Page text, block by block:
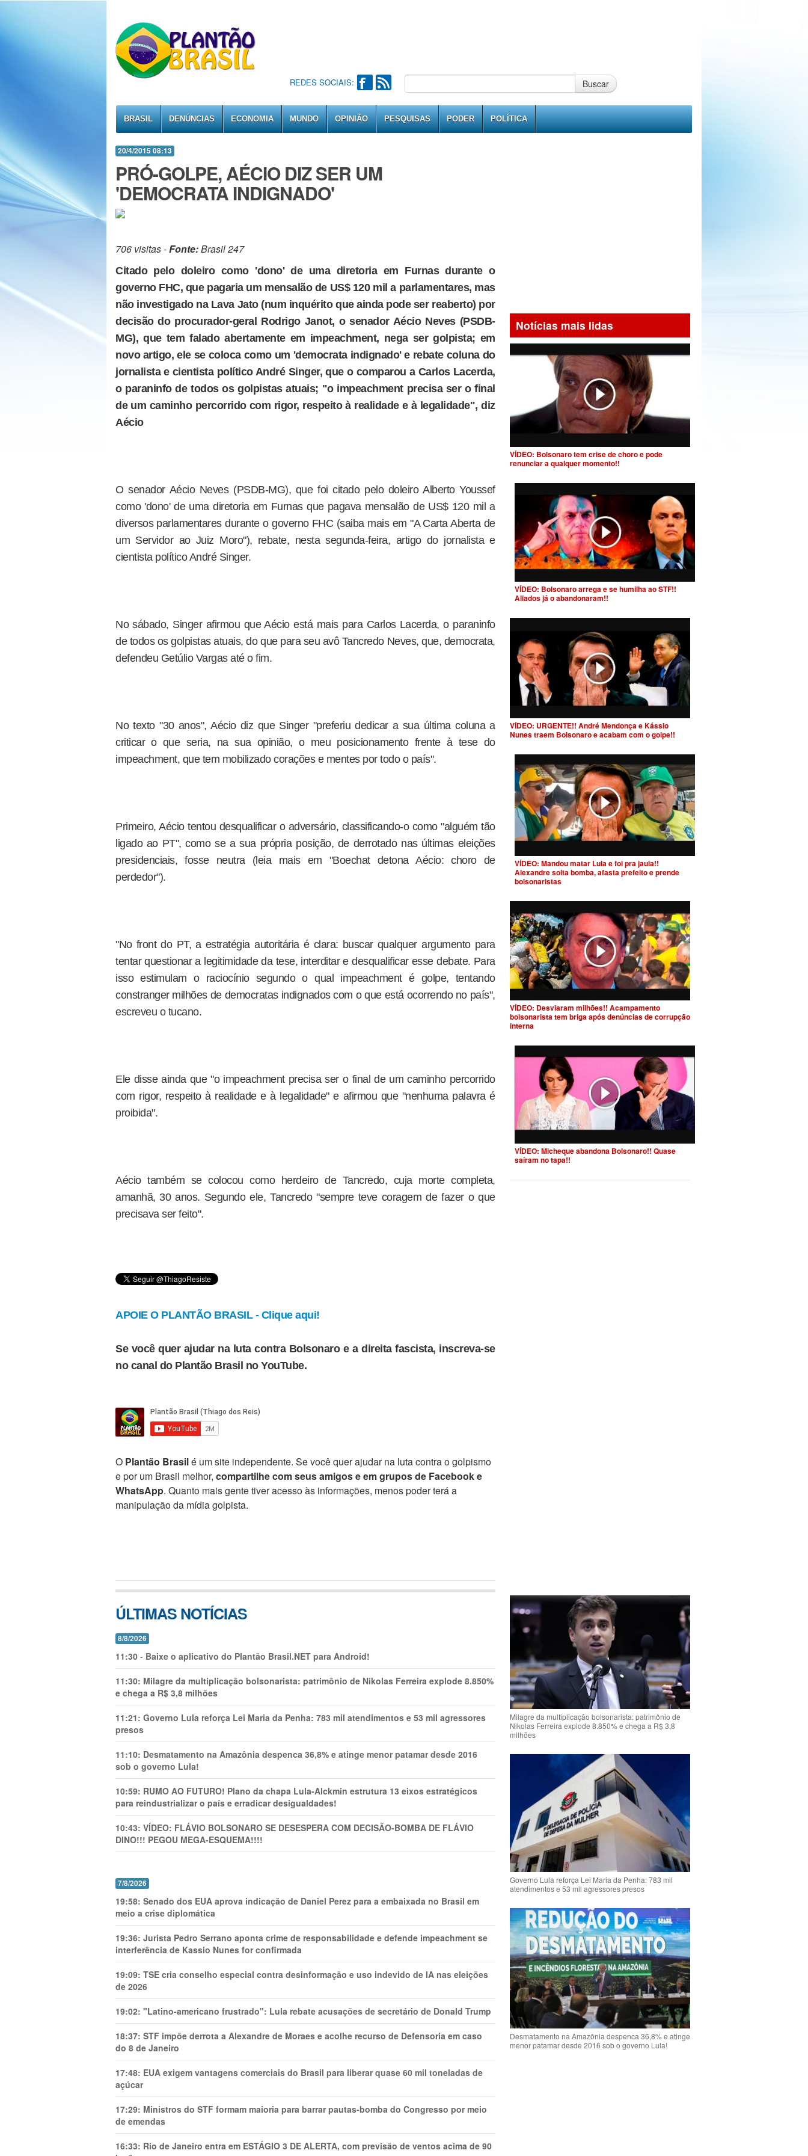
REDES SOCIAIS: Buscar
BRASIL DENÚNCIAS ECONOMIA MUNDO OPINIÃO PESQUISAS PODER POLÍTICA
20/4/2015 08:13
PRÓ-GOLPE, AÉCIO DIZ SER UM
'DEMOCRATA INDIGNADO'
706 visitas -Fonte:Brasil 247
Citado pelo doleiro como 'dono' de uma diretoria em Furnas durante o
governo FHC, que pagaria um mensalão de US$ 120 mil a parlamentares, mas
não investigado na Lava Jato (num inquérito que ainda pode ser reaberto) por
decisão do procurador-geral Rodrigo Janot, o senador Aécio Neves (PSDB-
MG), que tem falado abertamente em impeachment, nega ser golpista; em
novo artigo, ele se coloca como um 'democrata indignado' e rebate coluna do
jornalista e cientista político André Singer, que o comparou a Carlos Lacerda,
o paraninfo de todos os golpistas atuais; "o impeachment precisa ser o final
de um caminho percorrido com rigor, respeito à realidade e à legalidade", diz
Aécio
O senador Aécio Neves (PSDB-MG), que foi citado pelo doleiro Alberto Youssef
como 'dono' de uma diretoria em Furnas que pagava mensalão de US$ 120 mil a
diversos parlamentares durante o governo FHC (saiba mais em "A Carta Aberta de
um Servidor ao Juiz Moro"), rebate, nesta segunda-feira, artigo do jornalista e
cientista político André Singer.
No sábado, Singer afirmou que Aécio está mais para Carlos Lacerda, o paraninfo
de todos os golpistas atuais, do que para seu avô Tancredo Neves, que, democrata,
defendeu Getúlio Vargas até o fim.
No texto "30 anos", Aécio diz que Singer "preferiu dedicar a sua última coluna a
criticar o que seria, na sua opinião, o meu posicionamento frente à tese do
impeachment, que tem mobilizado corações e mentes por todo o país".
Primeiro, Aécio tentou desqualificar o adversário, classificando-o como "alguém tão
ligado ao PT", como se a sua própria posição, de derrotado nas últimas eleições
presidenciais, fosse neutra (leia mais em "Boechat detona Aécio: choro de
perdedor").
"No front do PT, a estratégia autoritária é clara: buscar qualquer argumento para
tentar questionar a legitimidade da tese, interditar e desqualificar esse debate. Para
isso estimulam o raciocínio segundo o qual impeachment é golpe, tentando
constranger milhões de democratas indignados com o que está ocorrendo no país",
escreveu o tucano.
Ele disse ainda que "o impeachment precisa ser o final de um caminho percorrido
com rigor, respeito à realidade e à legalidade" e afirmou que "nenhuma palavra é
proibida".
Aécio também se colocou como herdeiro de Tancredo, cuja morte completa,
amanhã, 30 anos. Segundo ele, Tancredo "sempre teve coragem de fazer o que
precisava ser feito".
APOIE O PLANTÃO BRASIL - Clique aqui!
Se você quer ajudar na luta contra Bolsonaro e a direita fascista, inscreva-se
no canal do Plantão Brasil no YouTube.
O Plantão Brasilé um site independente. Se você quer ajudar na luta contra o golpismo
e por um Brasil melhor, compartilhe com seus amigos e em grupos de Facebook e
WhatsApp. Quanto mais gente tiver acesso às informações, menos poder terá a
manipulação da mídia golpista.
ÚLTIMAS NOTÍCIAS
8/8/2026
11:30 - Baixe o aplicativo do Plantão Brasil.NET para Android!
11:30: Milagre da multiplicação bolsonarista: patrimônio de Nikolas Ferreira explode 8.850%
e chega a R$ 3,8 milhões
11:21: Governo Lula reforça Lei Maria da Penha: 783 mil atendimentos e 53 mil agressores
presos
11:10: Desmatamento na Amazônia despenca 36,8% e atinge menor patamar desde 2016
sob o governo Lula!
10:59: RUMO AO FUTURO! Plano da chapa Lula-Alckmin estrutura 13 eixos estratégicos
para reindustrializar o país e erradicar desigualdades!
10:43: VÍDEO: FLÁVIO BOLSONARO SE DESESPERA COM DECISÃO-BOMBA DE FLÁVIO
DINO!!! PEGOU MEGA-ESQUEMA!!!!
7/8/2026
19:58: Senado dos EUA aprova indicação de Daniel Perez para a embaixada no Brasil em
meio a crise diplomática
19:36: Jurista Pedro Serrano aponta crime de responsabilidade e defende impeachment se
interferência de Kassio Nunes for confirmada
19:09: TSE cria conselho especial contra desinformação e uso indevido de IA nas eleições
de 2026
19:02: "Latino-americano frustrado": Lula rebate acusações de secretário de Donald Trump
18:37: STF impõe derrota a Alexandre de Moraes e acolhe recurso de Defensoria em caso
do 8 de Janeiro
17:48: EUA exigem vantagens comerciais do Brasil para liberar quase 60 mil toneladas de
açúcar
17:29: Ministros do STF formam maioria para barrar pautas-bomba do Congresso por meio
de emendas
16:33: Rio de Janeiro entra em ESTÁGIO 3 DE ALERTA, com previsão de ventos acima de 90
Notícias mais lidas
VÍDEO: Bolsonaro tem crise de choro e pode
renunciar a qualquer momento!!
VÍDEO: Bolsonaro arrega e se humilha ao STF!!
Aliados já o abandonaram!!
VÍDEO: URGENTE!! André Mendonça e Kássio
Nunes traem Bolsonaro e acabam com o golpe!!
VÍDEO: Mandou matar Lula e foi pra jaula!!
Alexandre solta bomba, afasta prefeito e prende
bolsonaristas
VÍDEO: Desviaram milhões!! Acampamento
bolsonarista tem briga após denúncias de corrupção
interna
VÍDEO: Micheque abandona Bolsonaro!! Quase
saíram no tapa!!
Milagre da multiplicação bolsonarista: patrimônio de
Nikolas Ferreira explode 8.850% e chega a R$ 3,8
milhões
Governo Lula reforça Lei Maria da Penha: 783 mil
atendimentos e 53 mil agressores presos
Desmatamento na Amazônia despenca 36,8% e atinge
menor patamar desde 2016 sob o governo Lula!